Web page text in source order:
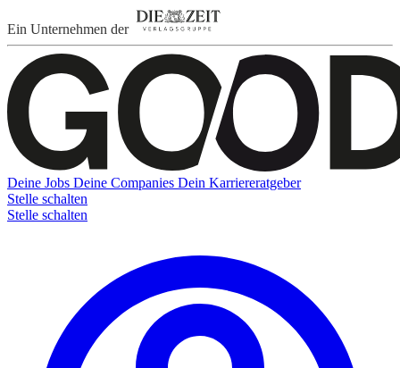
Ein Unternehmen der
Deine Jobs Deine Companies Dein Karriereratgeber
Stelle schalten
Stelle schalten